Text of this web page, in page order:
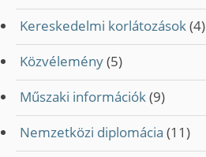
Kereskedelmi korlátozások(4)
Közvélemény(5)
Műszaki információk(9)
Nemzetközi diplomácia (11)